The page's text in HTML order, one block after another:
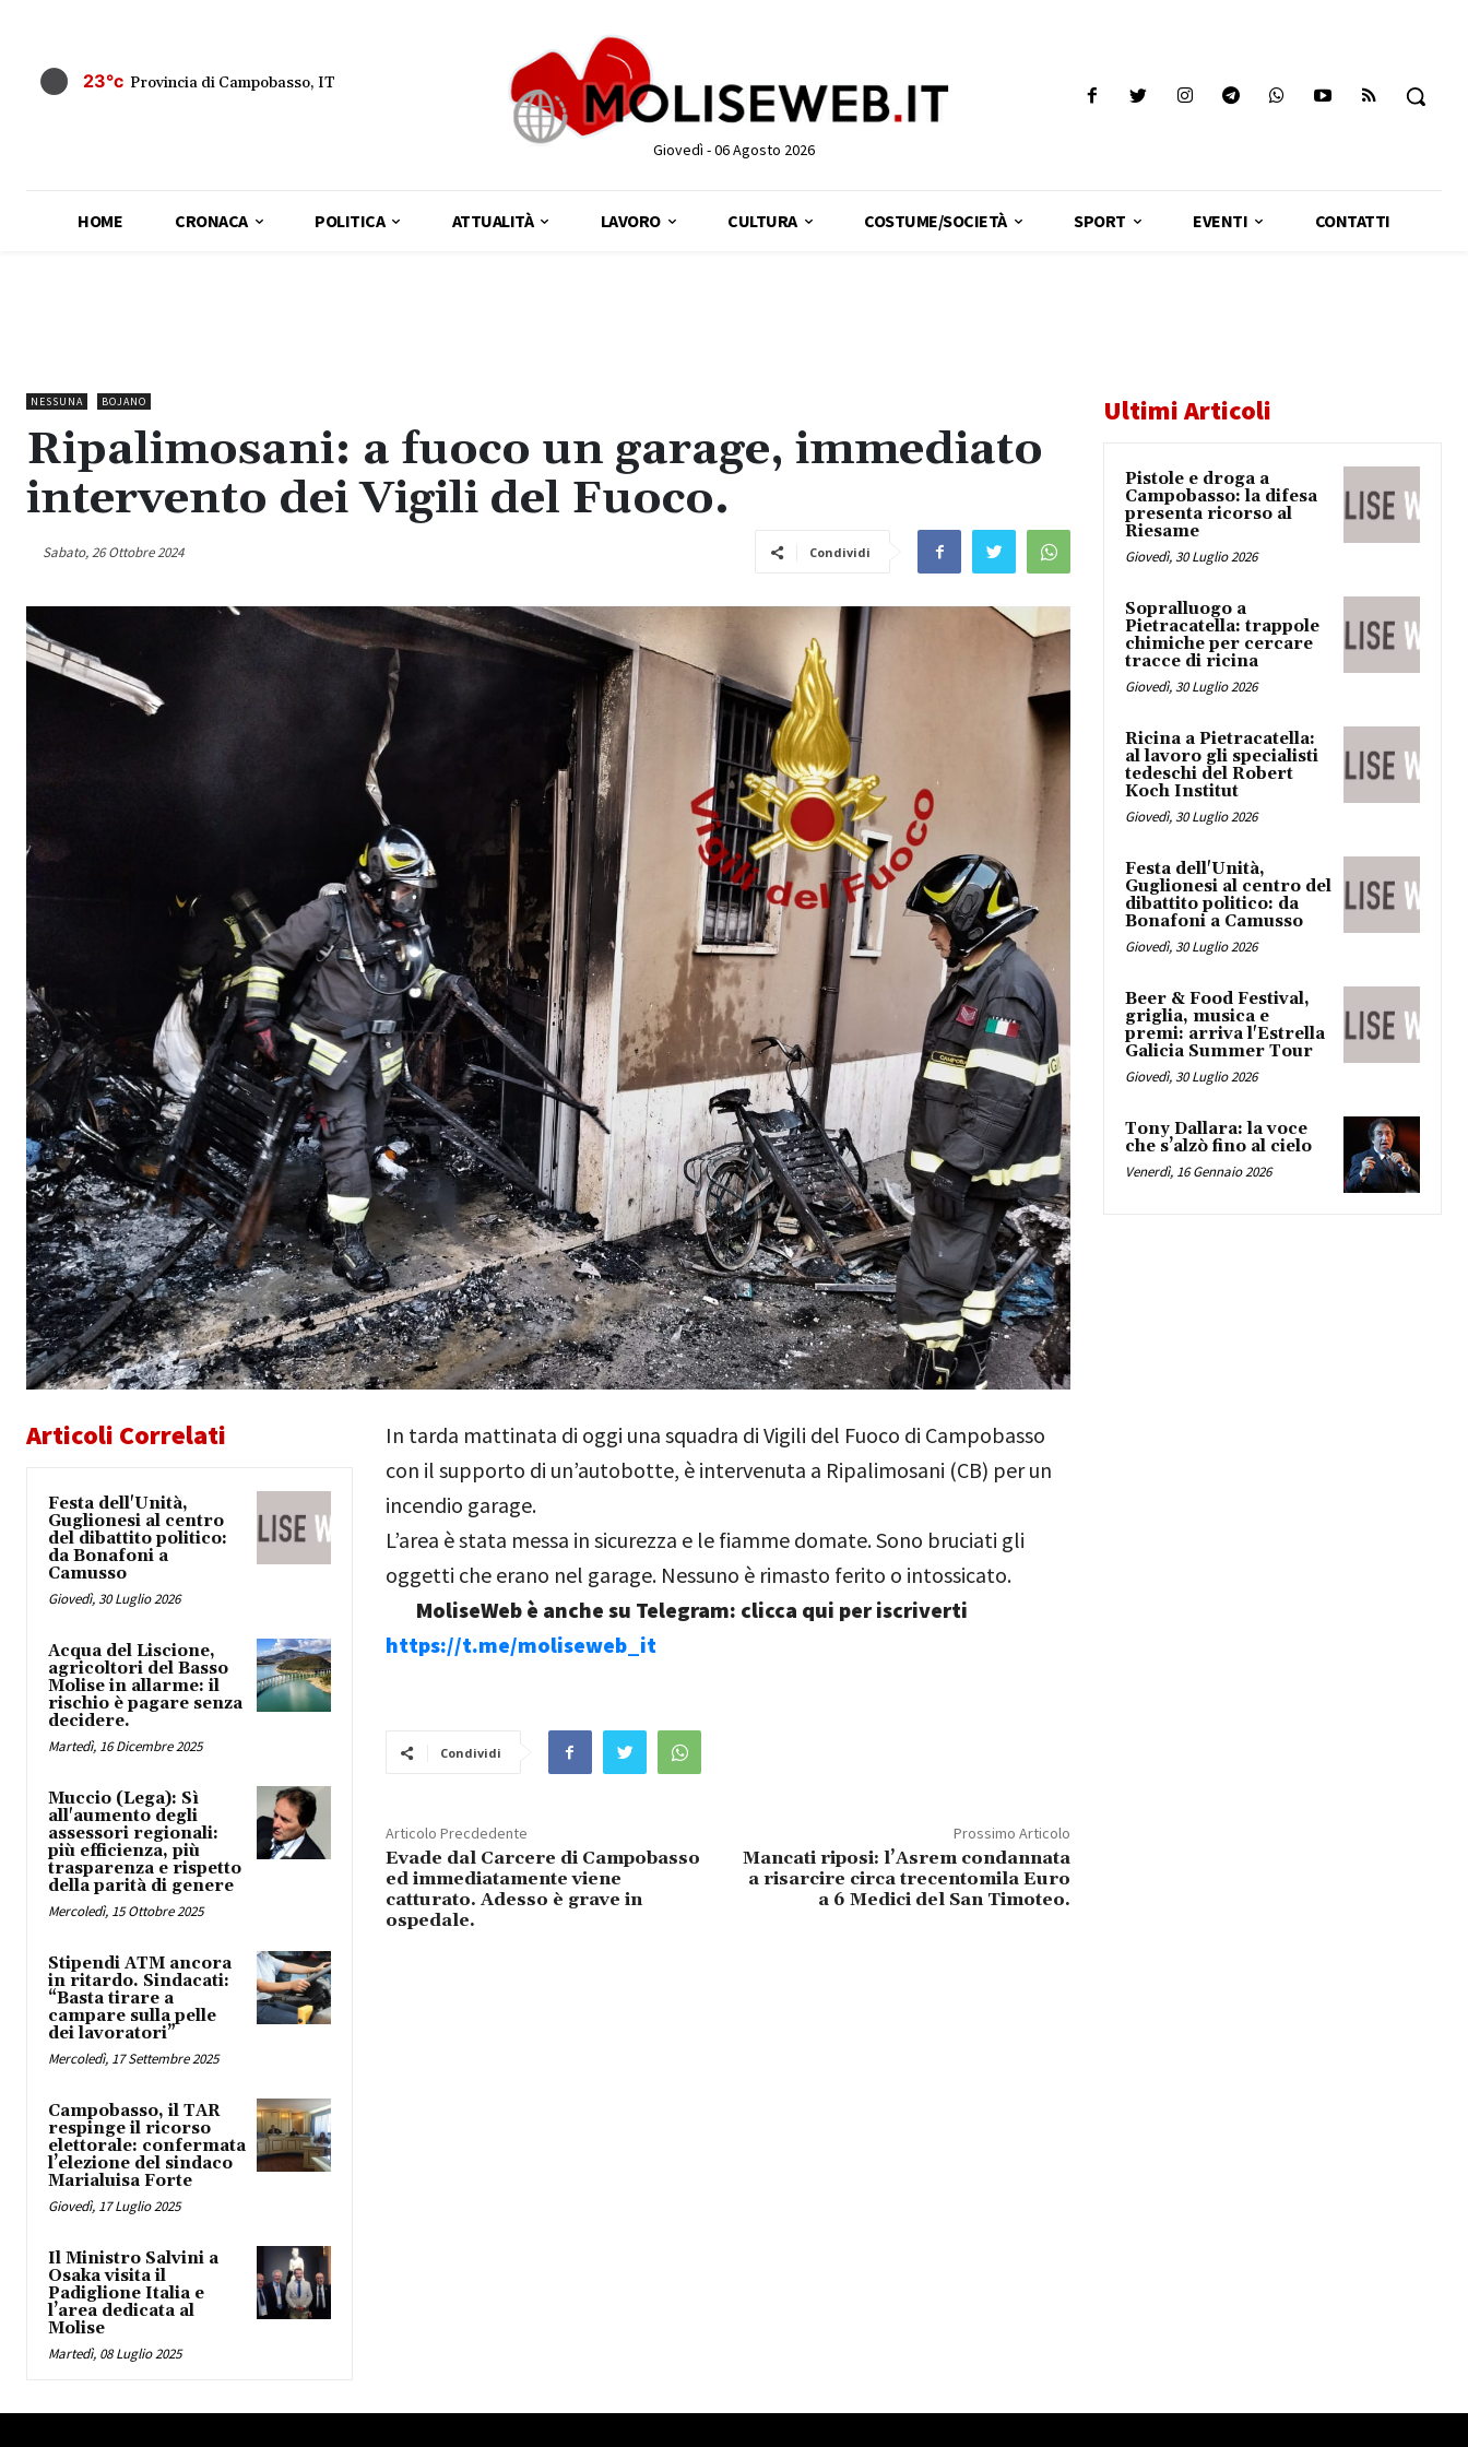
23°c Provincia di Campobasso, IT
Giovedì - 06 Agosto 2026
HOME CRONACA POLITICA ATTUALITÀ LAVORO CULTURA COSTUME/SOCIETÀ SPORT EVENTI CONTATTI
NESSUNA BOJANO
Ripalimosani: a fuoco un garage, immediato
intervento dei Vigili del Fuoco.
Sabato, 26 Ottobre 2024 Condividi
Articoli Correlati
Festa dell'Unità,
Guglionesi al centro
del dibattito politico:
da Bonafoni a
Camusso
Giovedì, 30 Luglio 2026
Acqua del Liscione,
agricoltori del Basso
Molise in allarme: il
rischio è pagare senza
decidere.
Martedì, 16 Dicembre 2025
Muccio (Lega): Sì
all'aumento degli
assessori regionali:
più efficienza, più
trasparenza e rispetto
della parità di genere
Mercoledì, 15 Ottobre 2025
Stipendi ATM ancora
in ritardo. Sindacati:
“Basta tirare a
campare sulla pelle
dei lavoratori”
Mercoledì, 17 Settembre 2025
Campobasso, il TAR
respinge il ricorso
elettorale: confermata
l’elezione del sindaco
Marialuisa Forte
Giovedì, 17 Luglio 2025
Il Ministro Salvini a
Osaka visita il
Padiglione Italia e
l’area dedicata al
Molise
Martedì, 08 Luglio 2025
In tarda mattinata di oggi una squadra di Vigili del Fuoco di Campobasso
con il supporto di un’autobotte, è intervenuta a Ripalimosani (CB) per un
incendio garage.
L’area è stata messa in sicurezza e le fiamme domate. Sono bruciati gli
oggetti che erano nel garage. Nessuno è rimasto ferito o intossicato.
MoliseWeb è anche su Telegram: clicca qui per iscriverti
https://t.me/moliseweb_it
Condividi
Articolo Precdedente
Evade dal Carcere di Campobasso
ed immediatamente viene
catturato. Adesso è grave in
ospedale.
Prossimo Articolo
Mancati riposi: l’Asrem condannata
a risarcire circa trecentomila Euro
a 6 Medici del San Timoteo.
Ultimi Articoli
Pistole e droga a
Campobasso: la difesa
presenta ricorso al
Riesame
Giovedì, 30 Luglio 2026
Sopralluogo a
Pietracatella: trappole
chimiche per cercare
tracce di ricina
Giovedì, 30 Luglio 2026
Ricina a Pietracatella:
al lavoro gli specialisti
tedeschi del Robert
Koch Institut
Giovedì, 30 Luglio 2026
Festa dell'Unità,
Guglionesi al centro del
dibattito politico: da
Bonafoni a Camusso
Giovedì, 30 Luglio 2026
Beer & Food Festival,
griglia, musica e
premi: arriva l'Estrella
Galicia Summer Tour
Giovedì, 30 Luglio 2026
Tony Dallara: la voce
che s’alzò fino al cielo
Venerdì, 16 Gennaio 2026